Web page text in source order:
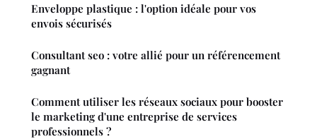
Enveloppe plastique : l'option idéale pour vos
envois sécurisés
Consultant seo : votre allié pour un référencement
gagnant
Comment utiliser les réseaux sociaux pour booster
le marketing d'une entreprise de services
professionnels ?